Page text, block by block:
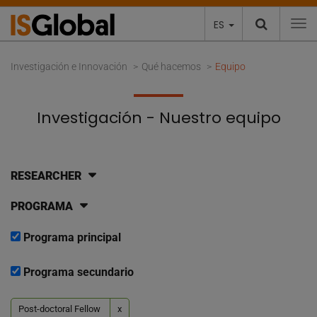
ES
Investigación e Innovación Qué hacemos Equipo
Investigación - Nuestro equipo
RESEARCHER
PROGRAMA
Programa principal
Programa secundario
Post-doctoral Fellow x